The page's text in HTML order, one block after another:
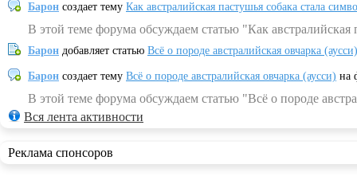
Барон создает тему Как австралийская пастушья собака стала
В этой теме форума обсуждаем статью "Как
Барон добавляет статью Всё о породе австралийская овчарка (аусси)
Барон создает тему Всё о породе австралийская овчарка (аусси) на
В этой теме форума обсуждаем статью "Всё о породе
Вся лента активности
Реклама спонсоров